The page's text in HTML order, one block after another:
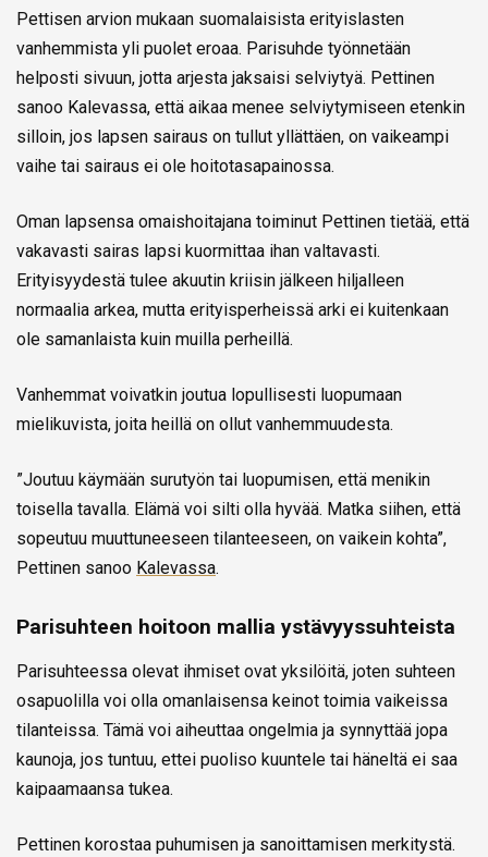
Pettisen arvion mukaan suomalaisista erityislasten
vanhemmista yli puolet eroaa. Parisuhde työnnetään
helposti sivuun, jotta arjesta jaksaisi selviytyä. Pettinen
sanoo Kalevassa, että aikaa menee selviytymiseen etenkin
silloin, jos lapsen sairaus on tullut yllättäen, on vaikeampi
vaihe tai sairaus ei ole hoitotasapainossa.
Oman lapsensa omaishoitajana toiminut Pettinen tietää, että
vakavasti sairas lapsi kuormittaa ihan valtavasti.
Erityisyydestä tulee akuutin kriisin jälkeen hiljalleen
normaalia arkea, mutta erityisperheissä arki ei kuitenkaan
ole samanlaista kuin muilla perheillä.
Vanhemmat voivatkin joutua lopullisesti luopumaan
mielikuvista, joita heillä on ollut vanhemmuudesta.
”Joutuu käymään surutyön tai luopumisen, että menikin
toisella tavalla. Elämä voi silti olla hyvää. Matka siihen, että
sopeutuu muuttuneeseen tilanteeseen, on vaikein kohta”,
Pettinen sanoo Kalevassa.
Parisuhteen hoitoon mallia ystävyyssuhteista
Parisuhteessa olevat ihmiset ovat yksilöitä, joten suhteen
osapuolilla voi olla omanlaisensa keinot toimia vaikeissa
tilanteissa. Tämä voi aiheuttaa ongelmia ja synnyttää jopa
kaunoja, jos tuntuu, ettei puoliso kuuntele tai häneltä ei saa
kaipaamaansa tukea.
Pettinen korostaa puhumisen ja sanoittamisen merkitystä.